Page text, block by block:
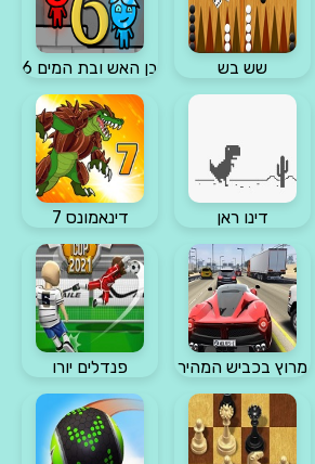
שש בש בן האש ובת המים 6
דינו ראן דינאמונס 7
מרוץ בכביש המהיר פנדלים יורו